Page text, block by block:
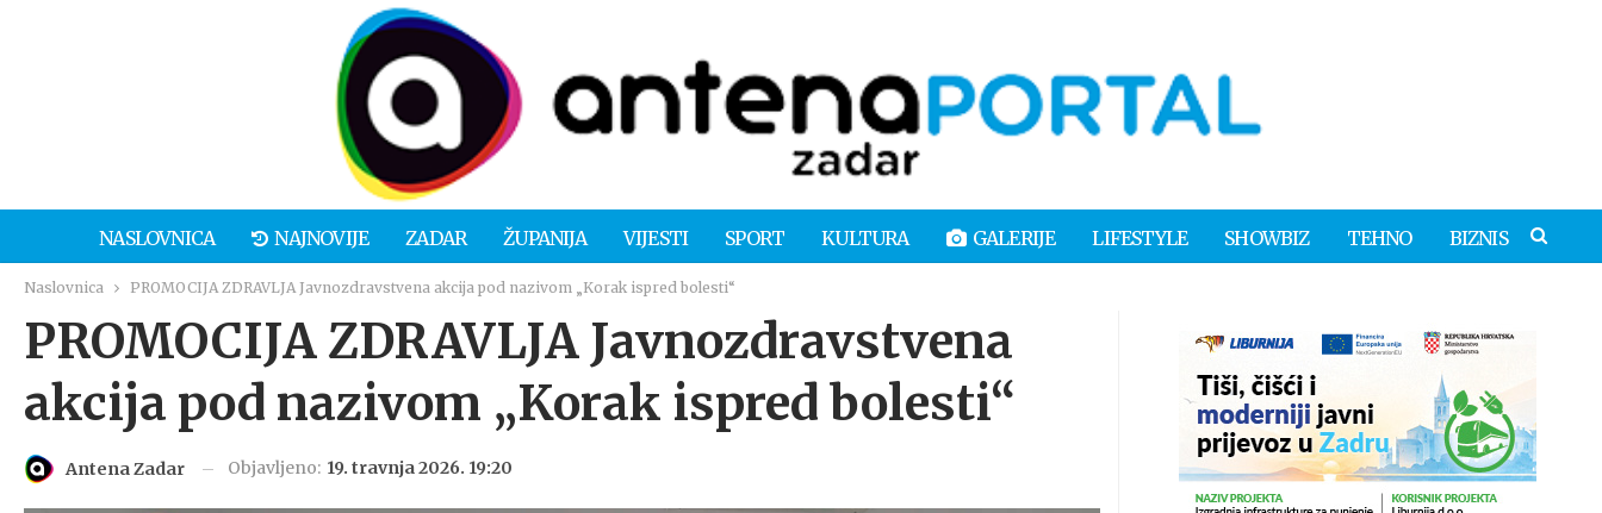
NASLOVNICA NAJNOVIJE ZADAR ŽUPANIJA VIJESTI SPORT KULTURA GALERIJE LIFESTYLE SHOWBIZ TEHNO BIZNIS
Naslovnica PROMOCIJA ZDRAVLJA Javnozdravstvena akcija pod nazivom „Korak ispred bolesti“
PROMOCIJA ZDRAVLJA Javnozdravstvena
akcija pod nazivom „Korak ispred bolesti“
Antena Zadar Objavljeno: 19. travnja 2026. 19:20